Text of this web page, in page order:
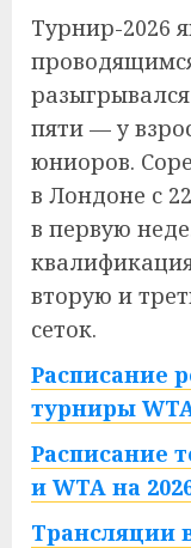
Турнир-2026
пяти — у
юниоров.
в Лондоне с
в первую
вторую и
сеток.
Расписание
турниры
Расписание
и WTA на
Трансляции